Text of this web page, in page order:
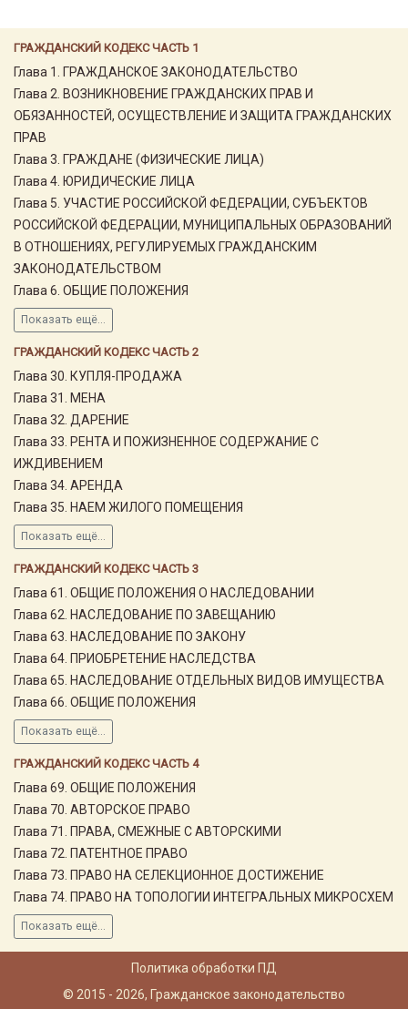
ГРАЖДАНСКИЙ КОДЕКС ЧАСТЬ 1
Глава 1. ГРАЖДАНСКОЕ ЗАКОНОДАТЕЛЬСТВО
Глава 2. ВОЗНИКНОВЕНИЕ ГРАЖДАНСКИХ ПРАВ И
ОБЯЗАННОСТЕЙ, ОСУЩЕСТВЛЕНИЕ И ЗАЩИТА ГРАЖДАНСКИХ
ПРАВ
Глава 3. ГРАЖДАНЕ (ФИЗИЧЕСКИЕ ЛИЦА)
Глава 4. ЮРИДИЧЕСКИЕ ЛИЦА
Глава 5. УЧАСТИЕ РОССИЙСКОЙ ФЕДЕРАЦИИ, СУБЪЕКТОВ
РОССИЙСКОЙ ФЕДЕРАЦИИ, МУНИЦИПАЛЬНЫХ ОБРАЗОВАНИЙ
В ОТНОШЕНИЯХ, РЕГУЛИРУЕМЫХ ГРАЖДАНСКИМ
ЗАКОНОДАТЕЛЬСТВОМ
Глава 6. ОБЩИЕ ПОЛОЖЕНИЯ
Показать ещё...
ГРАЖДАНСКИЙ КОДЕКС ЧАСТЬ 2
Глава 30. КУПЛЯ-ПРОДАЖА
Глава 31. МЕНА
Глава 32. ДАРЕНИЕ
Глава 33. РЕНТА И ПОЖИЗНЕННОЕ СОДЕРЖАНИЕ С
ИЖДИВЕНИЕМ
Глава 34. АРЕНДА
Глава 35. НАЕМ ЖИЛОГО ПОМЕЩЕНИЯ
Показать ещё...
ГРАЖДАНСКИЙ КОДЕКС ЧАСТЬ 3
Глава 61. ОБЩИЕ ПОЛОЖЕНИЯ О НАСЛЕДОВАНИИ
Глава 62. НАСЛЕДОВАНИЕ ПО ЗАВЕЩАНИЮ
Глава 63. НАСЛЕДОВАНИЕ ПО ЗАКОНУ
Глава 64. ПРИОБРЕТЕНИЕ НАСЛЕДСТВА
Глава 65. НАСЛЕДОВАНИЕ ОТДЕЛЬНЫХ ВИДОВ ИМУЩЕСТВА
Глава 66. ОБЩИЕ ПОЛОЖЕНИЯ
Показать ещё...
ГРАЖДАНСКИЙ КОДЕКС ЧАСТЬ 4
Глава 69. ОБЩИЕ ПОЛОЖЕНИЯ
Глава 70. АВТОРСКОЕ ПРАВО
Глава 71. ПРАВА, СМЕЖНЫЕ С АВТОРСКИМИ
Глава 72. ПАТЕНТНОЕ ПРАВО
Глава 73. ПРАВО НА СЕЛЕКЦИОННОЕ ДОСТИЖЕНИЕ
Глава 74. ПРАВО НА ТОПОЛОГИИ ИНТЕГРАЛЬНЫХ МИКРОСХЕМ
Показать ещё...
Политика обработки ПД
© 2015 - 2026, Гражданское законодательство